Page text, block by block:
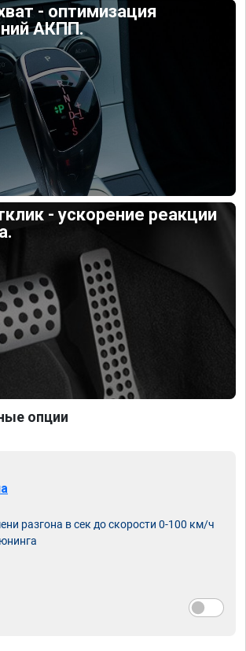
- оптимизация
АКПП.
- ускорение реакции
опции
разгона в сек до скорости 0-100 км/ч